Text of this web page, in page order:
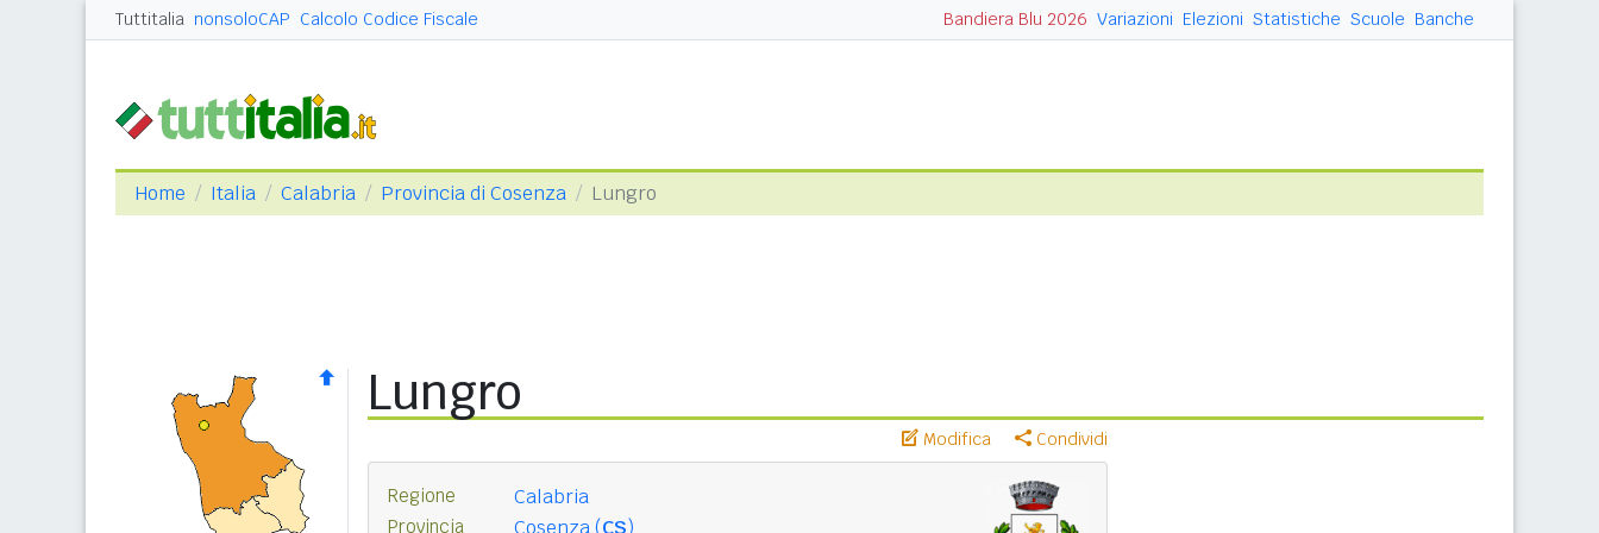
Tuttitalia nonsoloCAP Calcolo Codice Fiscale Bandiera Blu 2026 Variazioni Elezioni Statistiche Scuole Banche
Home Italia Calabria Provincia di Cosenza Lungro
Lungro
Modifica Condividi
Regione Calabria
Provincia Cosenza (CS)